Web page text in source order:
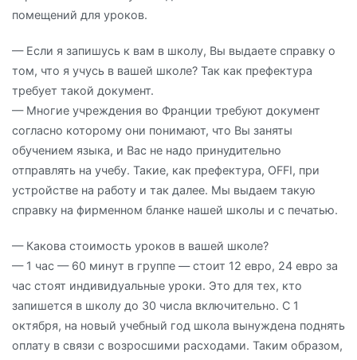
помещений для уроков.
— Если я запишусь к вам в школу, Вы выдаете справку о
том, что я учусь в вашей школе? Так как префектура
требует такой документ.
— Многие учреждения во Франции требуют документ
согласно которому они понимают, что Вы заняты
обучением языка, и Вас не надо принудительно
отправлять на учебу. Такие, как префектура, OFFI, при
устройстве на работу и так далее. Мы выдаем такую
справку на фирменном бланке нашей школы и с печатью.
— Какова стоимость уроков в вашей школе?
— 1 час — 60 минут в группе — стоит 12 евро, 24 евро за
час стоят индивидуальные уроки. Это для тех, кто
запишется в школу до 30 числа включительно. С 1
октября, на новый учебный год школа вынуждена поднять
оплату в связи с возросшими расходами. Таким образом,